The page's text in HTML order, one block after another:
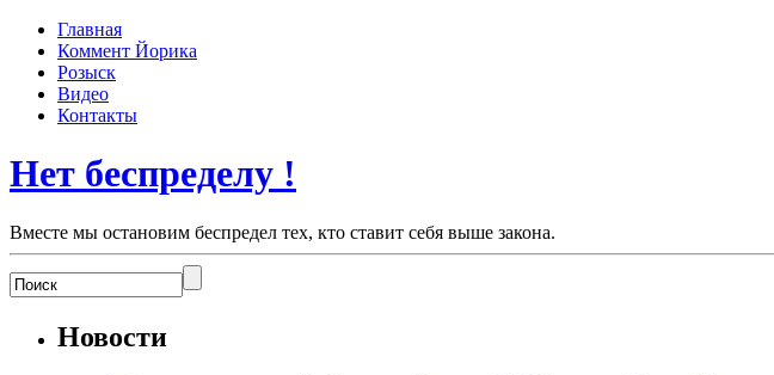
Главная
Коммент Йорика
Розыск
Видео
Контакты
Нет беспределу !
Вместе мы остановим беспредел тех, кто ставит себя выше закона.
Новости